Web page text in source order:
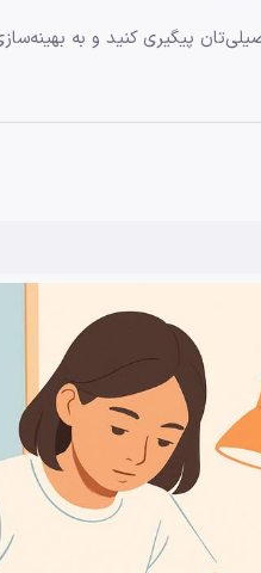
پیگیری کنید و به